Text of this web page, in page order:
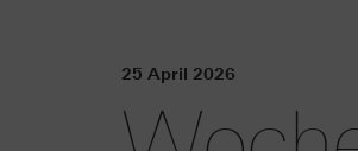
25 April 2026